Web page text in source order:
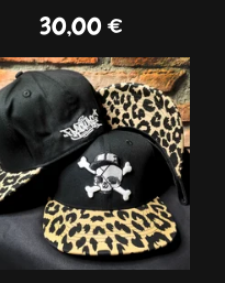
30,00€
DISPO